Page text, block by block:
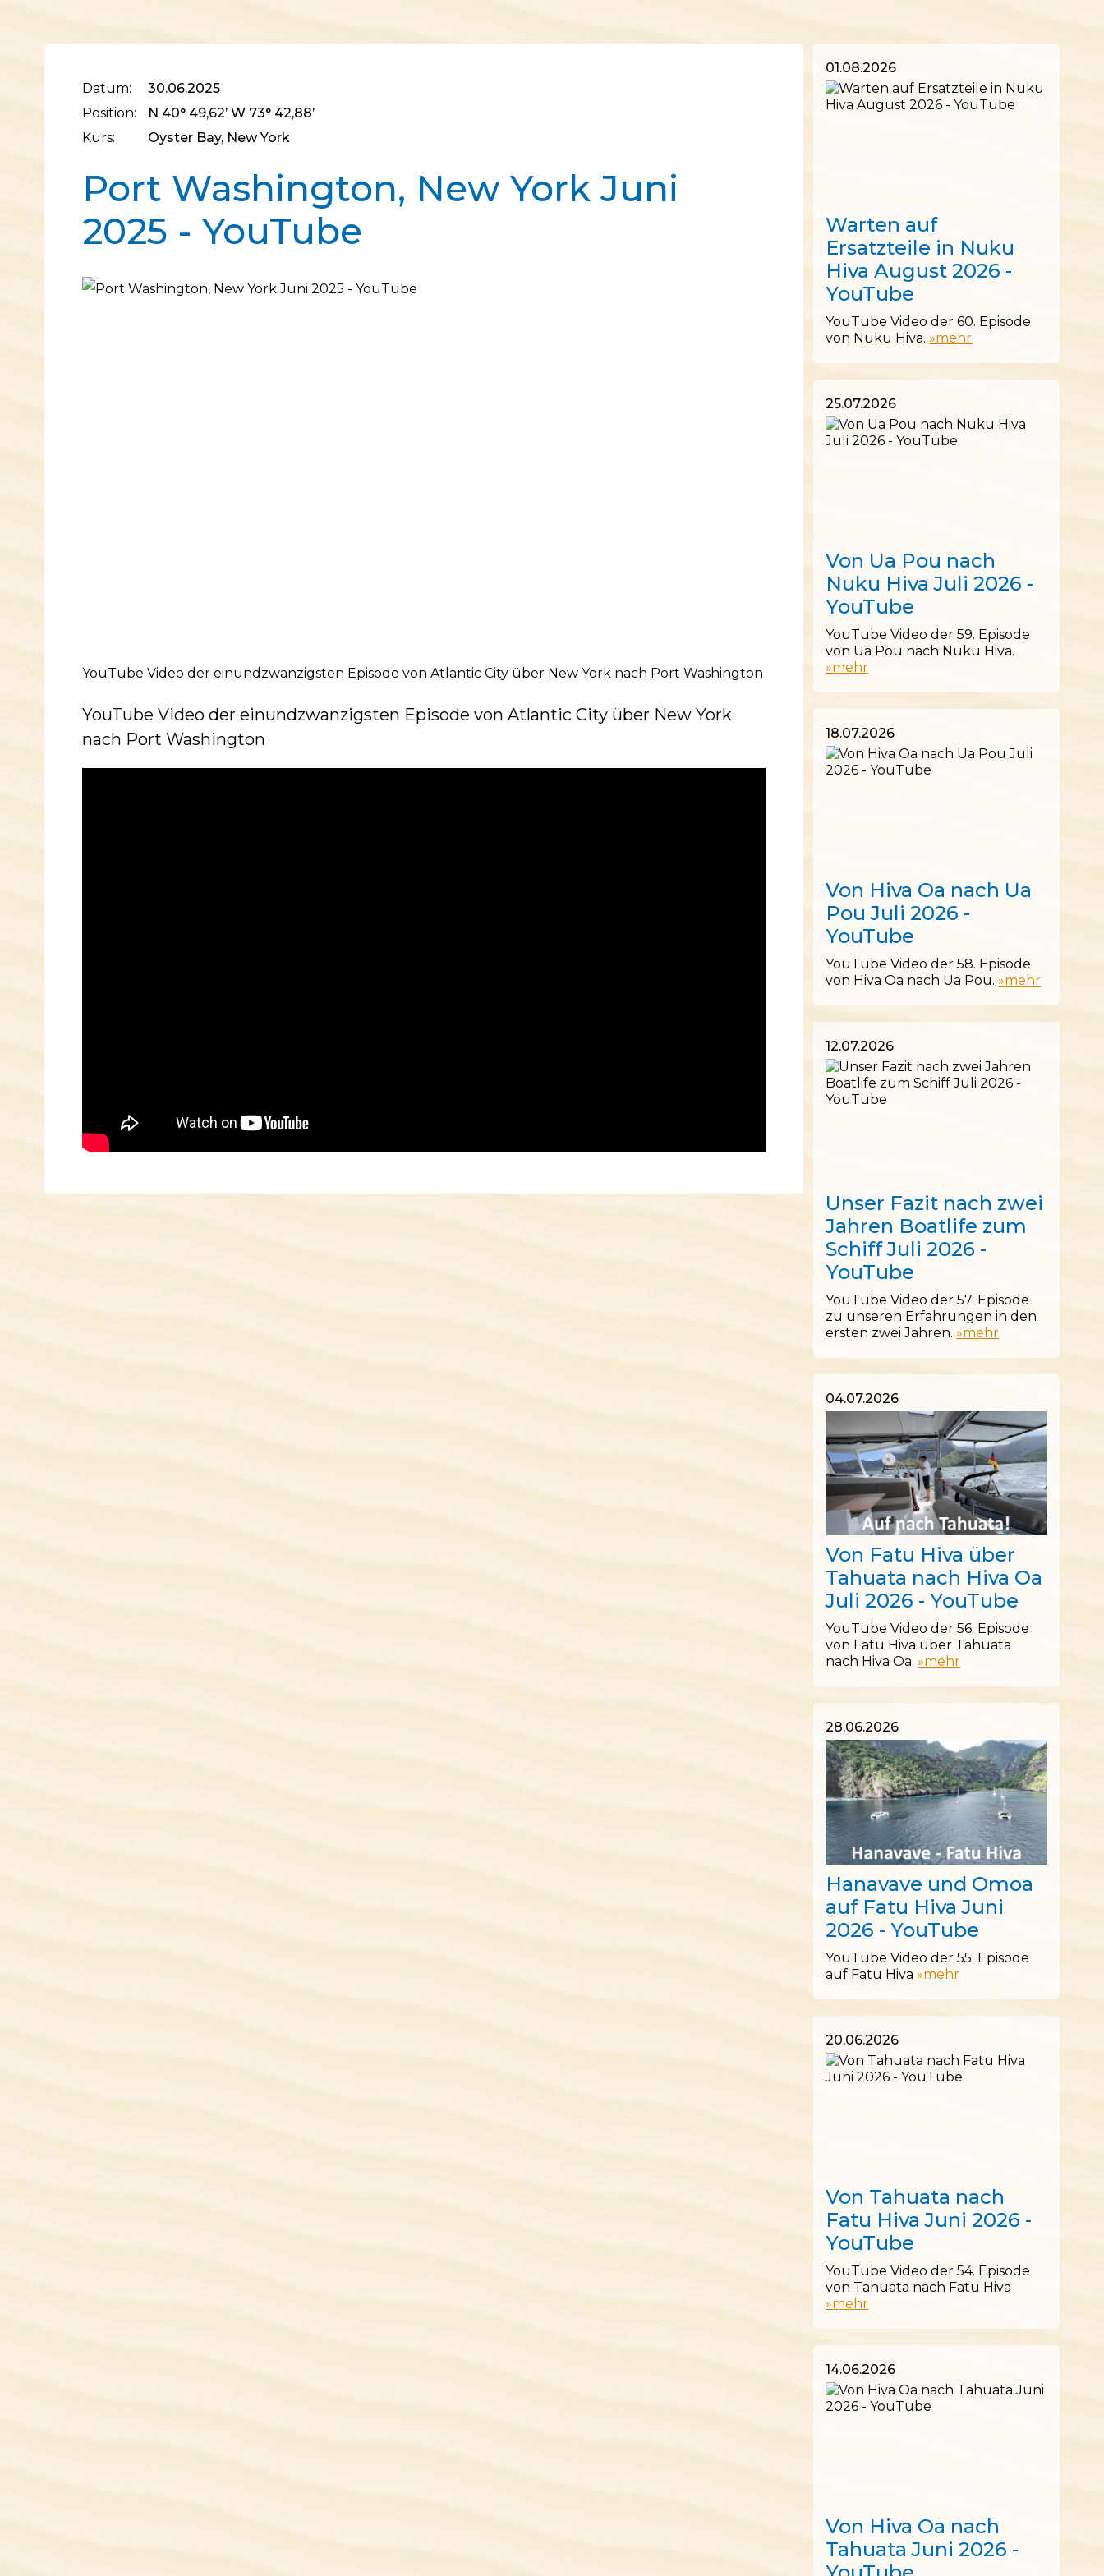
Datum:
30.06.2025
Position:
N 40° 49,62’ W 73° 42,88’
Kurs:
Oyster Bay, New York
Port Washington, New York Juni
2025 - YouTube
YouTube Video der einundzwanzigsten Episode von Atlantic City über New York nach Port Washington
YouTube Video der einundzwanzigsten Episode von Atlantic City über New York
nach Port Washington
01.08.2026
Warten auf
Ersatzteile in Nuku
Hiva August 2026 -
YouTube
YouTube Video der 60. Episode
von Nuku Hiva.»mehr
25.07.2026
Von Ua Pou nach
Nuku Hiva Juli 2026 -
YouTube
YouTube Video der 59. Episode
von Ua Pou nach Nuku Hiva.
»mehr
18.07.2026
18.07.2026
Von Hiva Oa nach Ua
Pou Juli 2026 -
YouTube
YouTube Video der 58. Episode
von Hiva Oa nach Ua Pou.»mehr
12.07.2026
Unser Fazit nach zwei
Jahren Boatlife zum
Schiff Juli 2026 -
YouTube
YouTube Video der 57. Episode
zu unseren Erfahrungen in den
ersten zwei Jahren.»mehr
04.07.2026
Von Fatu Hiva über
Tahuata nach Hiva Oa
Juli 2026 - YouTube
YouTube Video der 56. Episode
von Fatu Hiva über Tahuata
nach Hiva Oa.»mehr
28.06.2026
Hanavave und Omoa
auf Fatu Hiva Juni
2026 - YouTube
YouTube Video der 55. Episode
auf Fatu Hiva»mehr
20.06.2026
20.06.2026
Von Tahuata nach
Fatu Hiva Juni 2026 -
YouTube
YouTube Video der 54. Episode
von Tahuata nach Fatu Hiva
»mehr
14.06.2026
Von Hiva Oa nach
Tahuata Juni 2026 -